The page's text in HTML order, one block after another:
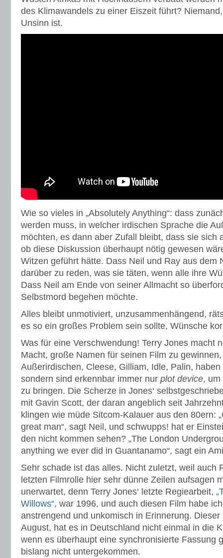
des Klimawandels zu einer Eiszeit führt?
Unsinn ist.
Wie so vieles in „Absolutely Anything“: dass
werden muss, in welcher irdischen Sprache die
möchten, es dann aber Zufall bleibt, dass sie sich
ob diese Diskussion überhaupt nötig gewesen
Witzen geführt hätte. Dass Neil und Ray aus dem
darüber zu reden, was sie täten, wenn alle ihre
Dass Neil am Ende von seiner Allmacht so
Selbstmord begehen möchte.
Alles bleibt unmotiviert, unzusammenhängend,
es so ein großes Problem sein sollte, Wünsche
Was für eine Verschwendung! Terry Jones macht
Macht, große Namen für seinen Film zu
Außerirdischen, Cleese, Gilliam, Idle, Palin,
sondern sind erkennbar immer nur plot device, um
zu bringen. Die Scherze in Jones‘
mit Gavin Scott, der daran angeblich seit
klingen wie müde Sitcom-Kalauer aus den 80ern:
great man“, sagt Neil, und schwupps! hat er
den nicht kommen sehen? „The London
anything we ever did in Guantanamo“, sagt ein
Sehr schade ist das alles. Nicht zuletzt, weil auch
letzten Filmrolle hier sehr dünne Zeilen aufsagen
unerwartet, denn Terry Jones‘ letzte Regiearbeit,
Willows“, war 1996, und auch diesen Film habe
anstrengend und unkomisch in Erinnerung.
August, hat es in Deutschland nicht einmal in die
wenn es überhaupt eine synchronisierte Fassung
bislang nicht untergekommen.